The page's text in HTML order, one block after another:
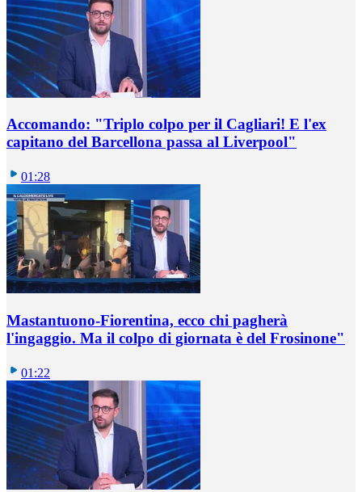
Accomando: "Triplo colpo per il Cagliari! E l'ex
capitano del Barcellona passa al Liverpool"
01:28
Mastantuono-Fiorentina, ecco chi pagherà
l'ingaggio. Ma il colpo di giornata è del Frosinone"
01:22